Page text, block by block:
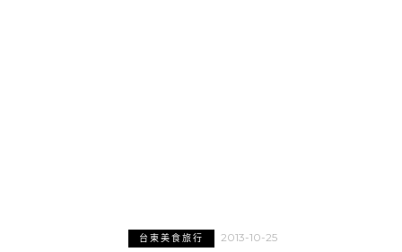
台東美食旅行 2013-10-25